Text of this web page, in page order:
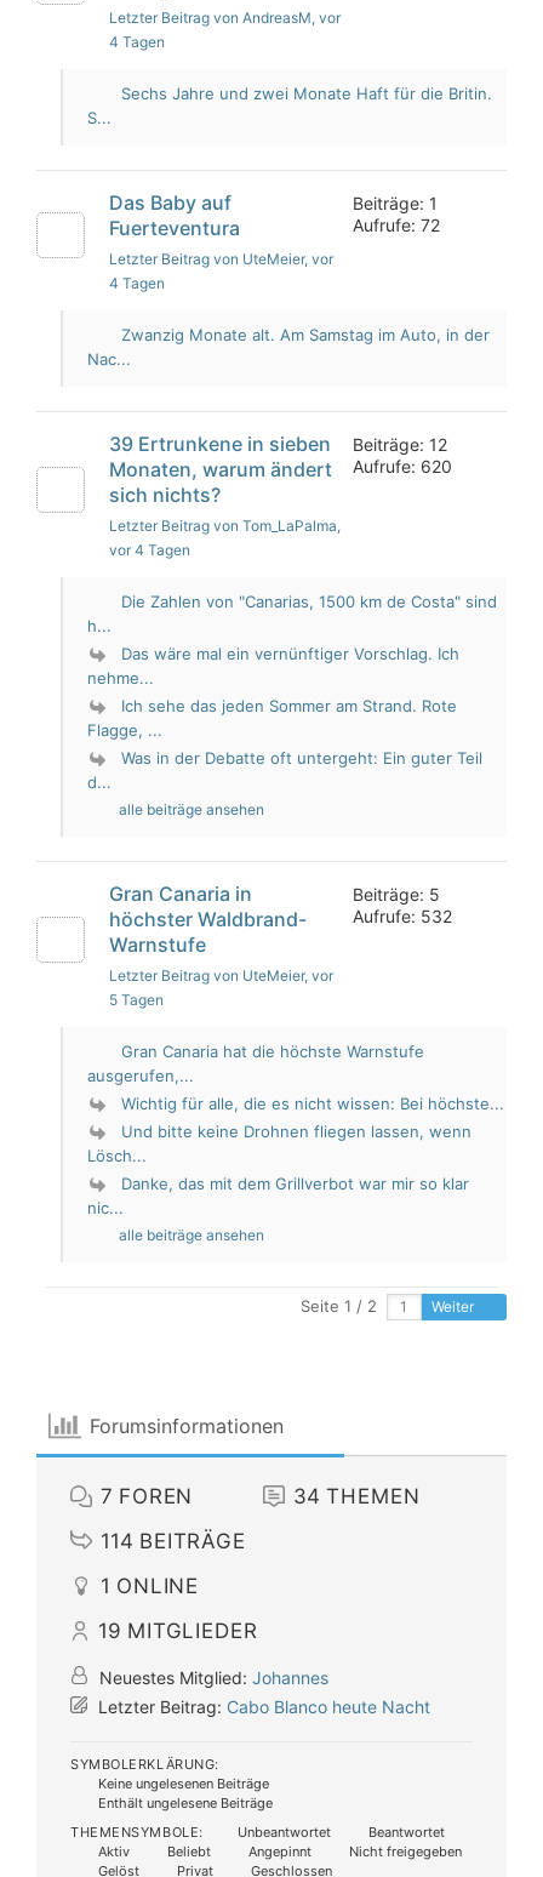
Letzter Beitrag von AndreasM, vor
4 Tagen
Sechs Jahre und zwei Monate Haft für die Britin.
S...
Das Baby auf
Fuerteventura
Letzter Beitrag von UteMeier, vor
4 Tagen
Beiträge: 1
Aufrufe: 72
Zwanzig Monate alt. Am Samstag im Auto, in der
Nac...
39 Ertrunkene in sieben
Monaten, warum ändert
sich nichts?
Letzter Beitrag von Tom_LaPalma,
vor 4 Tagen
Beiträge: 12
Aufrufe: 620
Die Zahlen von "Canarias, 1500 km de Costa" sind
h...
Das wäre mal ein vernünftiger Vorschlag. Ich
nehme...
Ich sehe das jeden Sommer am Strand. Rote
Flagge, ...
Was in der Debatte oft untergeht: Ein guter Teil
d...
alle beiträge ansehen
Gran Canaria in
höchster Waldbrand-
Warnstufe
Letzter Beitrag von UteMeier, vor
5 Tagen
Beiträge: 5
Aufrufe: 532
Gran Canaria hat die höchste Warnstufe
ausgerufen,...
Wichtig für alle, die es nicht wissen: Bei höchste...
Und bitte keine Drohnen fliegen lassen, wenn
Lösch...
Danke, das mit dem Grillverbot war mir so klar
nic...
alle beiträge ansehen
Seite 1 / 2 Weiter
Forumsinformationen
7 FOREN 34 THEMEN
114 BEITRÄGE
1 ONLINE
19 MITGLIEDER
Neuestes Mitglied: Johannes
Letzter Beitrag: Cabo Blanco heute Nacht
SYMBOLERKLÄRUNG:
Keine ungelesenen Beiträge
Enthält ungelesene Beiträge
THEMENSYMBOLE:
Unbeantwortet
Beantwortet
Aktiv
Beliebt Angepinnt
Nicht freigegeben
Gelöst
Privat Geschlossen